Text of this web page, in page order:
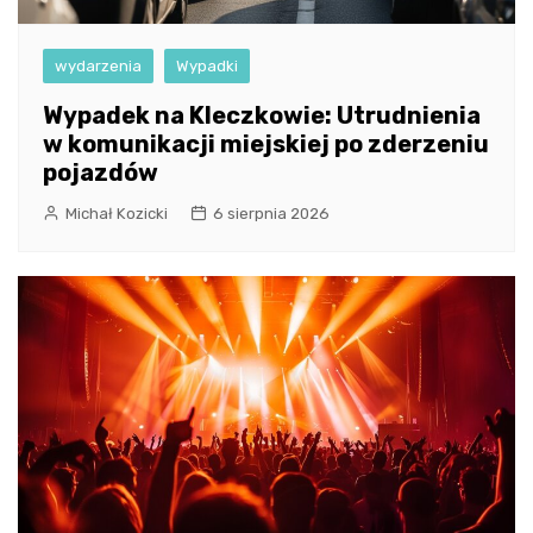
wydarzenia Wypadki
Wypadek na Kleczkowie: Utrudnienia
w komunikacji miejskiej po zderzeniu
pojazdów
Michał Kozicki 6 sierpnia 2026